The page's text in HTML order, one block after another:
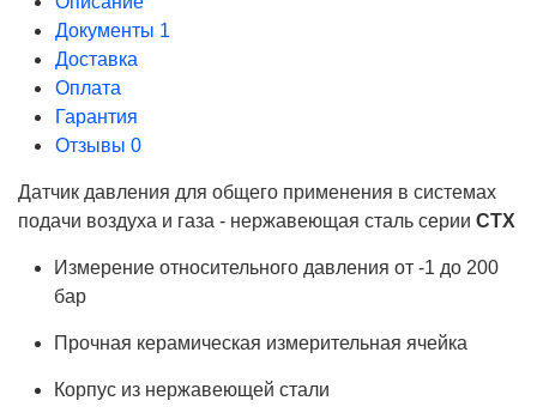
Документы 1
Доставка
Оплата
Гарантия
Отзывы 0
Датчик давления для общего применения в системах
подачи воздуха и газа - нержавеющая сталь серии CTX
Измерение относительного давления от -1 до 200
бар
Прочная керамическая измерительная ячейка
Корпус из нержавеющей стали